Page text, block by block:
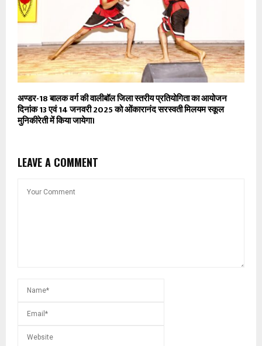
अण्डर-18 बालक वर्ग की वालीबॉल जिला स्तरीय प्रतियोगिता का आयोजन
दिनांक 13 एवं 14 जनवरी 2025 को ओंकारानंद सरस्वती मिलयम स्कूल
मुनिकीरेती में किया जायेगा।
LEAVE A COMMENT